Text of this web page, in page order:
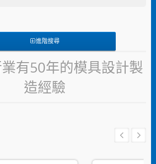
進階搜尋
有50年的模具設計製
造經驗